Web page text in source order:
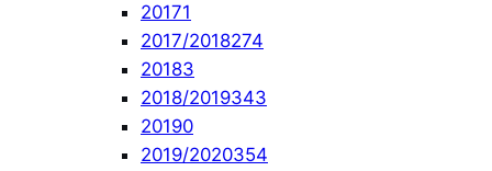
20171
2017/2018274
20183
2018/2019343
20190
2019/2020354